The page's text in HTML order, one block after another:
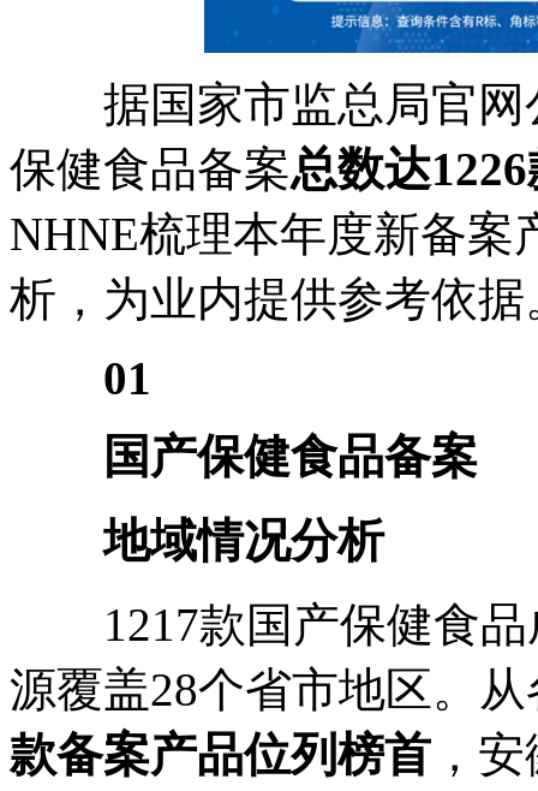
据国家市监总局官网
保健食品备案总数达
NHNE梳理本年度新备
析，为业内提供参考依据
01
国产保健食品备案
地域情况分析
1217款国产保健食品
源覆盖28个省市地区。
款备案产品位列榜首 ，